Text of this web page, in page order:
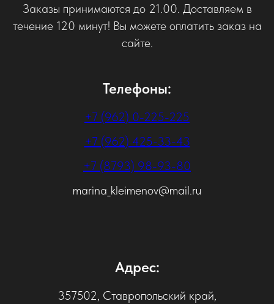
Заказы принимаются до 21.00. Доставляем в
течение 120 минут! Вы можете оплатить заказ на
сайте.
Телефоны:
+7 (962) 0-225-225
+7 (962) 425-33-43
+7 (8793) 98-93-80
marina_kleimenov@mail.ru
Адрес:
357502, Ставропольский край,